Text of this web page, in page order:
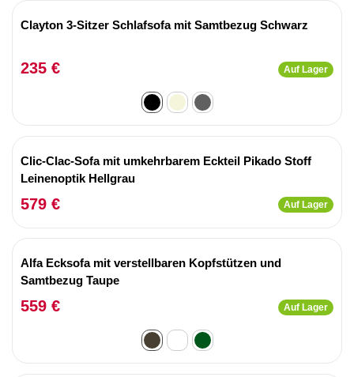
Clayton 3-Sitzer Schlafsofa mit Samtbezug Schwarz
235 € Auf Lager
Clic-Clac-Sofa mit umkehrbarem Eckteil Pikado Stoff
Leinenoptik Hellgrau
579 € Auf Lager
Alfa Ecksofa mit verstellbaren Kopfstützen und
Samtbezug Taupe
559 € Auf Lager